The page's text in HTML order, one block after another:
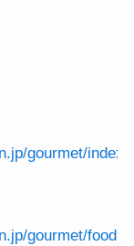
gourmet/
gourmet/